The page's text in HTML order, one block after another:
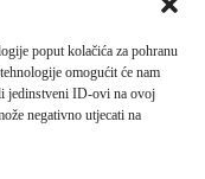
poput kolačića za pohranu
omogućit će nam
jedinstveni ID-ovi na ovoj
negativno utjecati na
izaziva smijeh.
kazališni
očekivanja
nasmijati,
u koju će se